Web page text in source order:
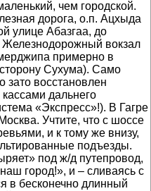
чем городской.
дорога, о.п. Ацхыда
улице Абазгаа, до
Железнодорожный вокзал
примерно в
Сухума). Само
зато восстановлен
дальнего
«Экспресс»!). В Гагре
Учтите, что с шоссе
и к тому же внизу,
подъезды.
под ж/д путепровод,
город!», и – сливаясь с
в бесконечно длинный